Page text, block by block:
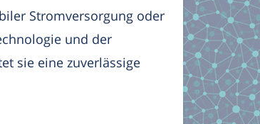
Stromversorgung oder
und der
sie eine zuverlässige